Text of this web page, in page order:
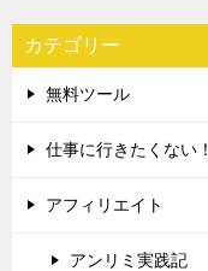
カテゴリー
無料ツール
仕事に行きたくない！
アフィリエイト
アンリミ実践記